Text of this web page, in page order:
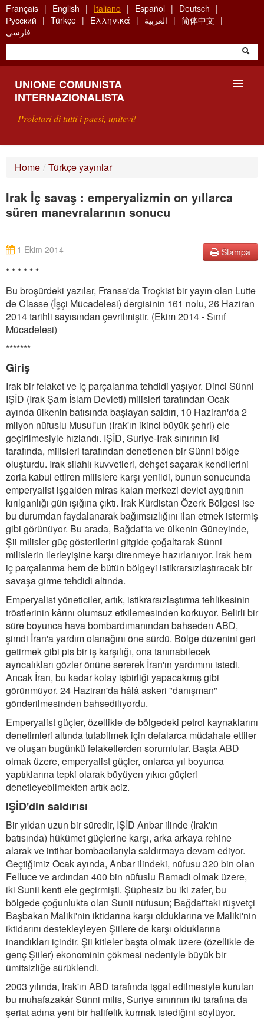
Skip
to
main
content
Français English Italiano Español
Deutsch
Русский
Türkçe Ελληνικά العربية
简体中文
فارسی
UNIONE COMUNISTA
INTERNAZIONALISTA
Proletari di tutti i paesi, unitevi!
RICERCA
Home / Türkçe yayınlar
Irak İç savaş : emperyalizmin on yıllarca
süren manevralarının sonucu
Stampa
1 Ekim 2014
* * * * * *
Bu broşürdeki yazılar, Fransa'da Troçkist bir yayın olan Lutte
de Classe (İşçi Mücadelesi) dergisinin 161 nolu, 26 Haziran
2014 tarihli sayısından çevrilmiştir. (Ekim 2014 - Sınıf
Mücadelesi)
*******
Giriş
Irak bir felaket ve iç parçalanma tehdidi yaşıyor. Dinci Sünni
IŞİD (Irak Şam İslam Devleti) milisleri tarafından Ocak
ayında ülkenin batısında başlayan saldırı, 10 Haziran'da 2
milyon nüfuslu Musul'un (Irak'ın ikinci büyük şehri) ele
geçirilmesiyle hızlandı. IŞİD, Suriye-Irak sınırının iki
tarafında, milisleri tarafından denetlenen bir Sünni bölge
oluşturdu. Irak silahlı kuvvetleri, dehşet saçarak kendilerini
zorla kabul ettiren milislere karşı yenildi, bunun sonucunda
emperyalist işgalden miras kalan merkezi devlet aygıtının
kırılganlığı gün ışığına çıktı. Irak Kürdistan Özerk Bölgesi ise
bu durumdan faydalanarak bağımsızlığını ilan etmek istermiş
gibi görünüyor. Bu arada, Bağdat'ta ve ülkenin Güneyinde,
Şii milisler güç gösterilerini gitgide çoğaltarak Sünni
milislerin ilerleyişine karşı direnmeye hazırlanıyor. Irak hem
iç parçalanma hem de bütün bölgeyi istikrarsızlaştıracak bir
savaşa girme tehdidi altında.
Emperyalist yöneticiler, artık, istikrarsızlaştırma tehlikesinin
tröstlerinin kârını olumsuz etkilemesinden korkuyor. Belirli bir
süre boyunca hava bombardımanından bahseden ABD,
şimdi İran'a yardım olanağını öne sürdü. Bölge düzenini geri
getirmek gibi pis bir iş karşılığı, ona tanınabilecek
ayrıcalıkları gözler önüne sererek İran'ın yardımını istedi.
Ancak İran, bu kadar kolay işbirliği yapacakmış gibi
görünmüyor. 24 Haziran'da hâlâ askeri "danışman"
gönderilmesinden bahsediliyordu.
Emperyalist güçler, özellikle de bölgedeki petrol kaynaklarını
denetimleri altında tutabilmek için defalarca müdahale ettiler
ve oluşan bugünkü felaketlerden sorumlular. Başta ABD
olmak üzere, emperyalist güçler, onlarca yıl boyunca
yaptıklarına tepki olarak büyüyen yıkıcı güçleri
denetleyebilmekten artık aciz.
IŞİD'din saldırısı
Bir yıldan uzun bir süredir, IŞİD Anbar ilinde (Irak'ın
batısında) hükümet güçlerine karşı, arka arkaya rehine
alarak ve intihar bombacılarıyla saldırmaya devam ediyor.
Geçtiğimiz Ocak ayında, Anbar ilindeki, nüfusu 320 bin olan
Felluce ve ardından 400 bin nüfuslu Ramadi olmak üzere,
iki Sunii kenti ele geçirmişti. Şüphesiz bu iki zafer, bu
bölgede çoğunlukta olan Sunii nüfusun; Bağdat'taki rüşvetçi
Başbakan Maliki'nin iktidarına karşı olduklarına ve Maliki'nin
iktidarını destekleyleyen Şiilere de karşı olduklarına
inandıkları içindir. Şii kitleler başta olmak üzere (özellikle de
genç Şiiler) ekonominin çökmesi nedeniyle büyük bir
ümitsizliğe sürüklendi.
2003 yılında, Irak'ın ABD tarafında işgal edilmesiyle kurulan
bu muhafazakâr Sünni milis, Suriye sınırının iki tarafına da
şeriat adına yeni bir halifelik kurmak istediğini söylüyor.